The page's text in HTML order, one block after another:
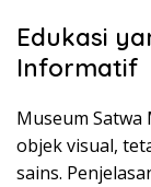
Edukasi
Informatif
Museum
objek visual,
sains.